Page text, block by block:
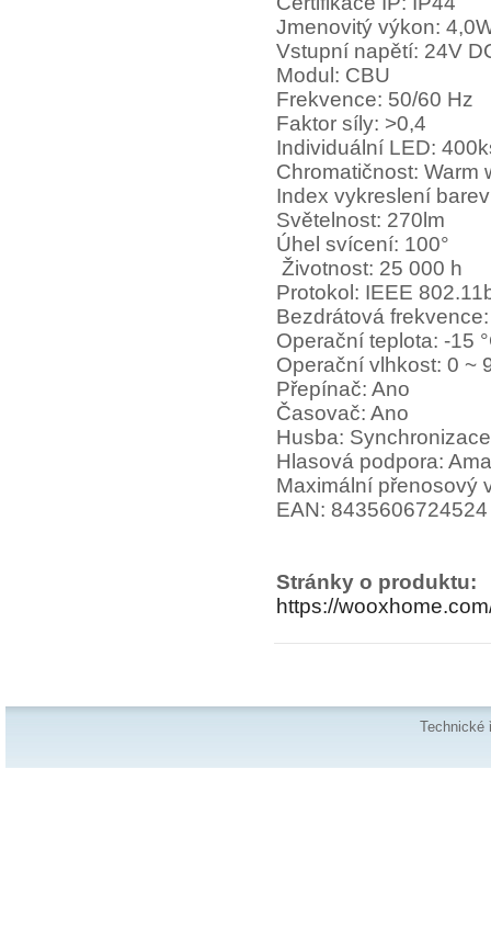
Jmenovitý výkon:
Vstupní napětí: 24V
Modul: CBU
Frekvence: 50/60 Hz
Faktor síly: >0,4
Individuální LED:
Chromatičnost: Warm
Index vykreslení
Světelnost: 270lm
Úhel svícení: 100°
Životnost: 25 000 h
Protokol: IEEE
Bezdrátová
Operační teplota: -15
Operační vlhkost: 0 ~
Přepínač: Ano
Časovač: Ano
Husba:
Hlasová podpora:
Maximální přenosový
EAN: 8435606724524
Stránky o produktu:
https://